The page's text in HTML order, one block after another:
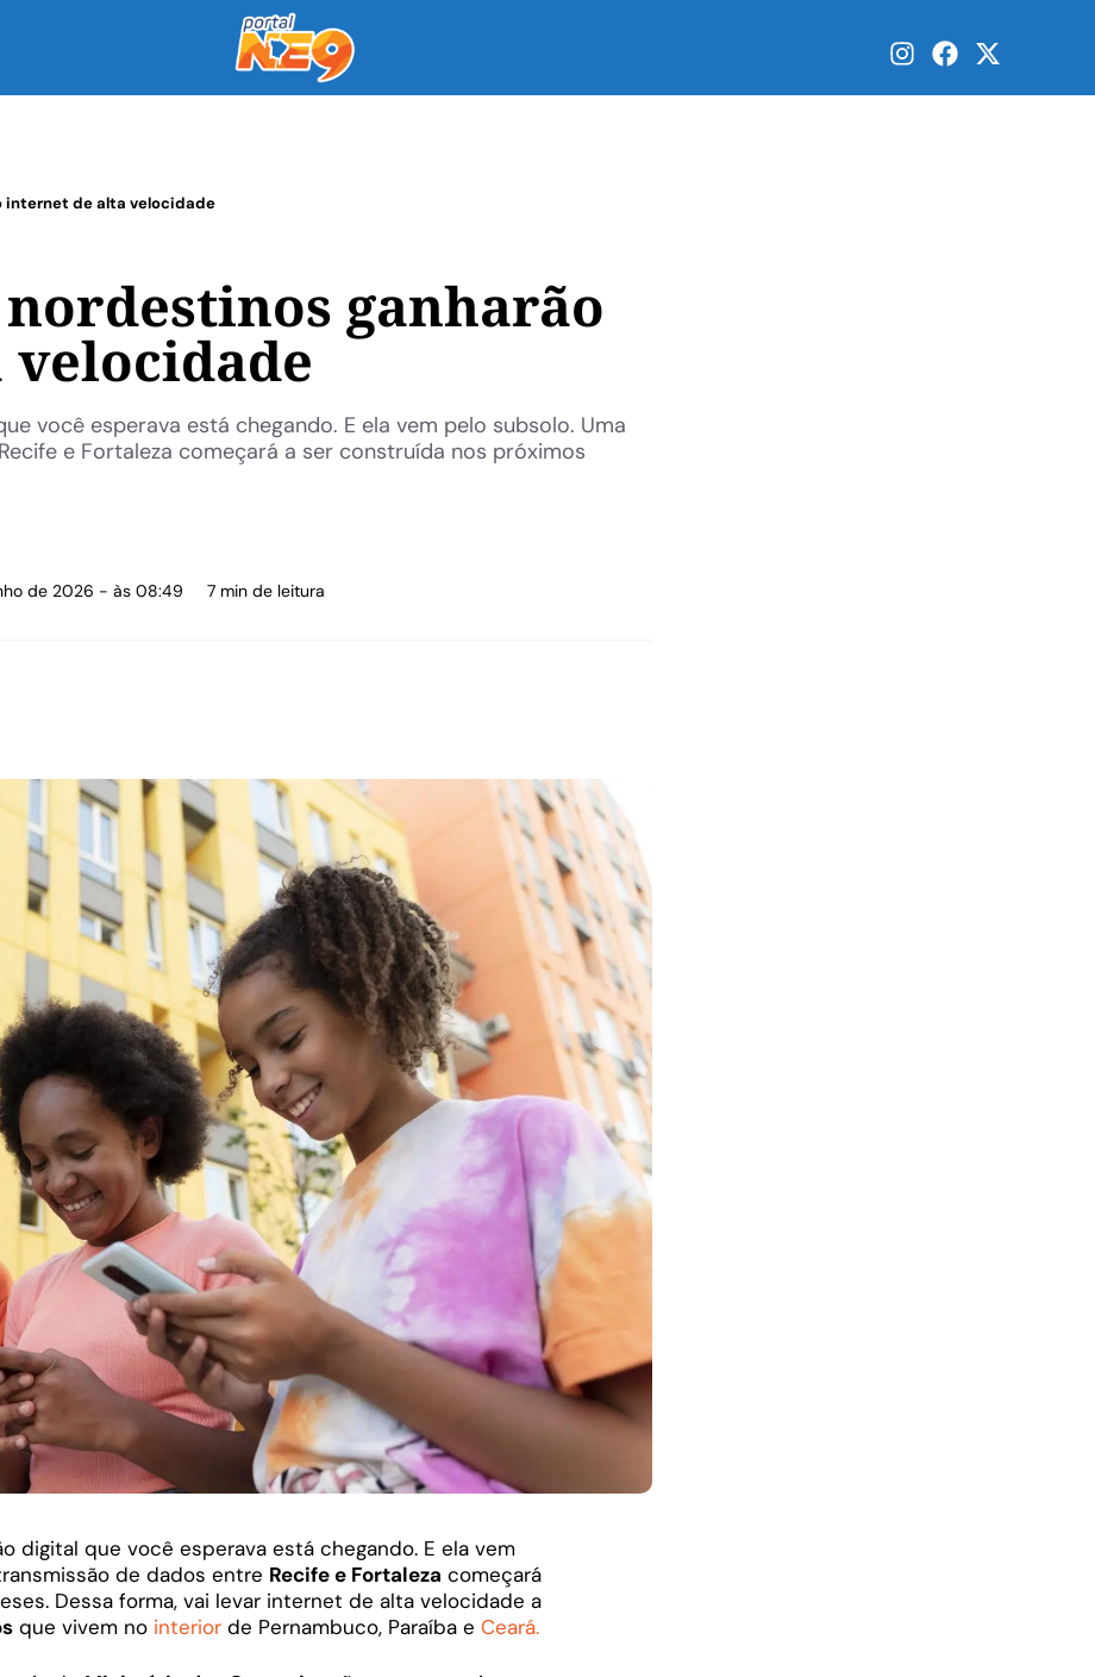
internet de alta velocidade
ganharão
você esperava está chegando. E ela vem pelo subsolo. Uma
e Fortaleza começará a ser construída nos próximos
de 2026 - às 08:49 7 min de leitura
digital que você esperava está chegando. E ela vem
de dados entre Recife e Fortaleza começará
Dessa forma, vai levar internet de alta velocidade a
que vivem no interior de Pernambuco, Paraíba e Ceará.